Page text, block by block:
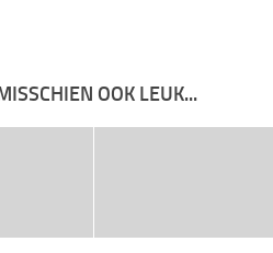
OOK LEUK...